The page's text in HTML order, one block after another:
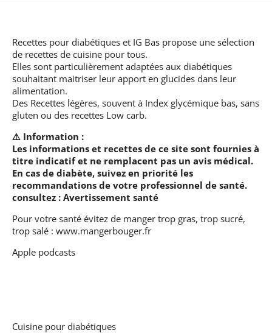
Recettes pour diabétiques et IG Bas propose une sélection
de recettes de cuisine pour tous.
Elles sont particulièrement adaptées aux diabétiques
souhaitant maitriser leur apport en glucides dans leur
alimentation.
Des Recettes légères, souvent à Index glycémique bas, sans
gluten ou des recettes Low carb.
⚠️ Information :
Les informations et recettes de ce site sont fournies à
titre indicatif et ne remplacent pas un avis médical.
En cas de diabète, suivez en priorité les
recommandations de votre professionnel de santé.
consultez : Avertissement santé
Pour votre santé évitez de manger trop gras, trop sucré,
trop salé : www.mangerbouger.fr
Apple podcasts
Cuisine pour diabétiques